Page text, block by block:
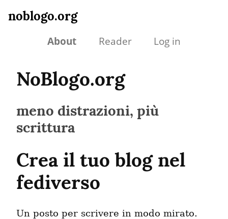
noblogo.org
About Reader Log in
NoBlogo.org
meno distrazioni, più
scrittura
Crea il tuo blog nel
fediverso
Un posto per scrivere in modo mirato.